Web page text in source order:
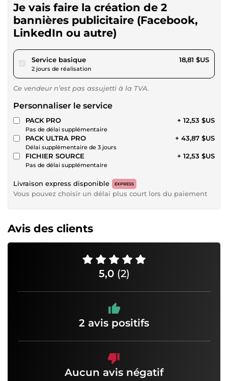
Je vais faire la création de 2
bannières publicitaire (Facebook,
LinkedIn ou autre)
Service basiquepour 17,33 $US
2 jours de réalisation
18,81 $US
Ce vendeur n’est pas assujetti à la TVA.
Personnaliser le service
PACK PRO
Pas de délai supplémentaire
+ 12,53 $US
PACK ULTRA PRO
Délai supplémentaire de 3 jours
+ 43,87 $US
FICHIER SOURCE
Pas de délai supplémentaire
+ 12,53 $US
Livraison express disponible EXPRESS
Vous pouvez choisir un délai plus court lors du paiement
Avis des clients
5,0 (2)
2 avis positifs
Aucun avis négatif